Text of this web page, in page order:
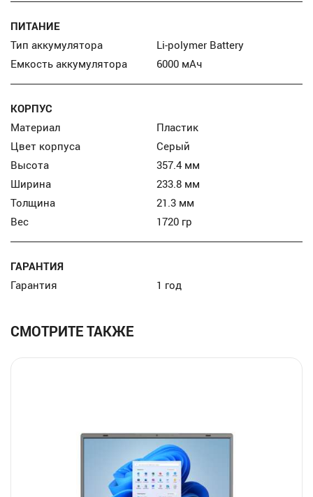
ПИТАНИЕ
Тип аккумулятора
Li-polymer Battery
Емкость аккумулятора
6000 мАч
КОРПУС
Материал
Пластик
Цвет корпуса
Серый
Высота
357.4 мм
Ширина
233.8 мм
Толщина
21.3 мм
Вес
1720 гр
ГАРАНТИЯ
Гарантия
1 год
СМОТРИТЕ ТАКЖЕ